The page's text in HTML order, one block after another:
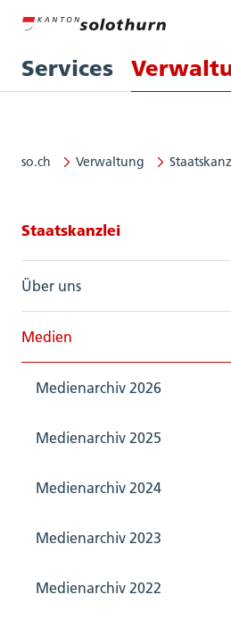
Services
so.ch Verwaltung
Seitennavigation:
Staatskanzlei
Über uns
Medien
Medienarchiv 2026
Medienarchiv 2025
Medienarchiv 2024
Medienarchiv 2023
Medienarchiv 2022